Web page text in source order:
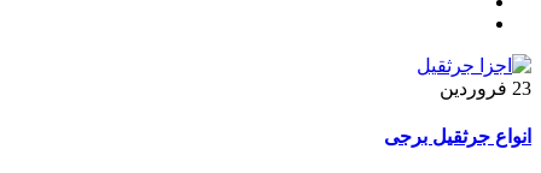
23 فروردین
انواع جرثقیل برجی